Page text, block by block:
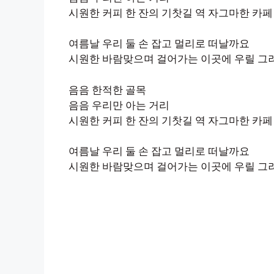
시원한 커피 한 잔의 기찻길 역 자그마한 카페
여름날 우리 둘 손 잡고 멀리로 떠날까요
시원한 바람맞으며 걸어가는 이곳에 우릴 그
음음 한적한 골목
음음 우리만 아는 거리
시원한 커피 한 잔의 기찻길 역 자그마한 카페
여름날 우리 둘 손 잡고 멀리로 떠날까요
시원한 바람맞으며 걸어가는 이곳에 우릴 그